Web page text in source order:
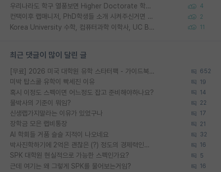
우리나라도 학구 열풍보면 Higher Doctorate 학위가 필요하다고 봅니다. 4
컨택이후 랩매니저, PhD학생들 소개 시켜주신거면 거의 컨펌에 가깝나요? 2
Korea University 수학, 컴퓨터과학 이학사, UC Berkeley 산업공학 대학원 공학박사가 되는 것은 쉽지 않겠죠? 11
최근 댓글이 많이 달린 글
[무료] 2026 미국 대학원 유학 스타터팩 - 가이드북 & 합격자 컨택메일 템플릿 652
미박 탑스쿨 유학이 빡세진 이유 19
혹시 이정도 스펙이면 어느정도 잡고 준비해야하나요? 14
물박사의 기준이 뭐임? 22
신생랩가지말라는 이유가 있었구나 17
장학금 모은 랩비통장 21
AI 학회들 거품 슬슬 지적이 나오네요 32
박사진학하기에 2억은 괜찮은 (?) 정도의 경제력인가요 16
SPK 대학원 현실적으로 가능한 스펙인가요? 5
근데 여기는 왜 그렇게 SPK를 물어보는거임? 16